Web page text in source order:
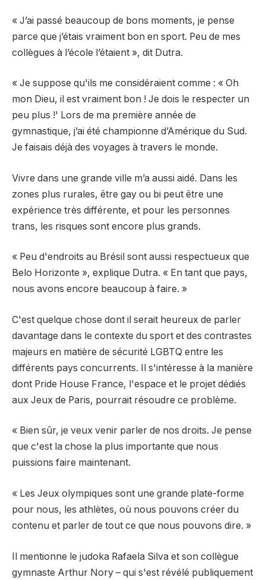
« J’ai passé beaucoup de bons moments, je pense
parce que j’étais vraiment bon en sport. Peu de mes
collègues à l’école l’étaient », dit Dutra.
« Je suppose qu'ils me considéraient comme : « Oh
mon Dieu, il est vraiment bon ! Je dois le respecter un
peu plus !' Lors de ma première année de
gymnastique, j’ai été championne d’Amérique du Sud.
Je faisais déjà des voyages à travers le monde.
Vivre dans une grande ville m’a aussi aidé. Dans les
zones plus rurales, être gay ou bi peut être une
expérience très différente, et pour les personnes
trans, les risques sont encore plus grands.
« Peu d'endroits au Brésil sont aussi respectueux que
Belo Horizonte », explique Dutra. « En tant que pays,
nous avons encore beaucoup à faire. »
C'est quelque chose dont il serait heureux de parler
davantage dans le contexte du sport et des contrastes
majeurs en matière de sécurité LGBTQ entre les
différents pays concurrents. Il s'intéresse à la manière
dont Pride House France, l'espace et le projet dédiés
aux Jeux de Paris, pourrait résoudre ce problème.
« Bien sûr, je veux venir parler de nos droits. Je pense
que c'est la chose la plus importante que nous
puissions faire maintenant.
« Les Jeux olympiques sont une grande plate-forme
pour nous, les athlètes, où nous pouvons créer du
contenu et parler de tout ce que nous pouvons dire. »
Il mentionne le judoka Rafaela Silva et son collègue
gymnaste Arthur Nory – qui s'est révélé publiquement